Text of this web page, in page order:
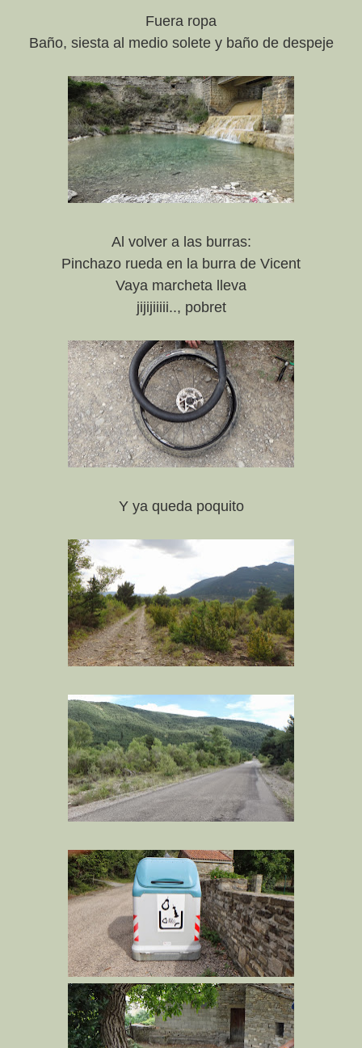
Fuera ropa
Baño, siesta al medio solete y baño de despeje
Al volver a las burras:
Pinchazo rueda en la burra de Vicent
Vaya marcheta lleva
jijijiiiii.., pobret
Y ya queda poquito